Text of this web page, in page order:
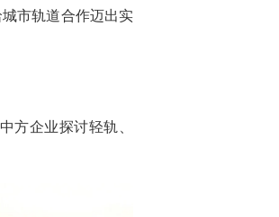
市轨道合作迈出实
方企业探讨轻轨、